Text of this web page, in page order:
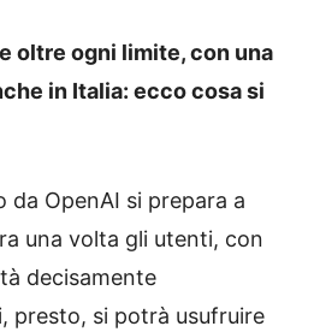
oltre ogni limite, con una
in Italia: ecco cosa si
OpenAI si prepara a
una volta gli utenti, con
decisamente
presto, si potrà usufruire